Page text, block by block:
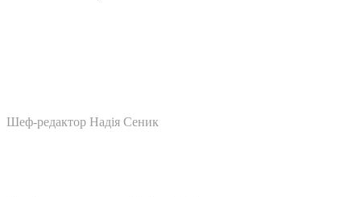
Шеф-редактор Надія Сеник